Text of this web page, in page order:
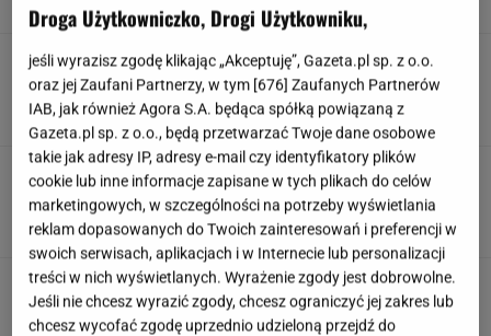
Fundacja Sakiewicza z ogromnym wzrostem.
Do Republiki brakuje milionów
To Nawrocki wcina na śniadanie. Kucharz
wygadał się, co dla niego przygotowuje
Droga Użytkowniczko, Drogi Użytkowniku,
jeśli wyrazisz zgodę klikając „Akceptuję”, Gazeta.pl sp. z o.o.
oraz jej Zaufani Partnerzy, w tym [676] Zaufanych Partnerów
IAB, jak również Agora S.A. będąca spółką powiązaną z
Gazeta.pl sp. z o.o., będą przetwarzać Twoje dane osobowe
takie jak adresy IP, adresy e-mail czy identyfikatory plików
cookie lub inne informacje zapisane w tych plikach do celów
marketingowych, w szczególności na potrzeby wyświetlania
reklam dopasowanych do Twoich zainteresowań i preferencji w
swoich serwisach, aplikacjach i w Internecie lub personalizacji
treści w nich wyświetlanych. Wyrażenie zgody jest dobrowolne.
Jeśli nie chcesz wyrazić zgody, chcesz ograniczyć jej zakres lub
chcesz wycofać zgodę uprzednio udzieloną przejdź do